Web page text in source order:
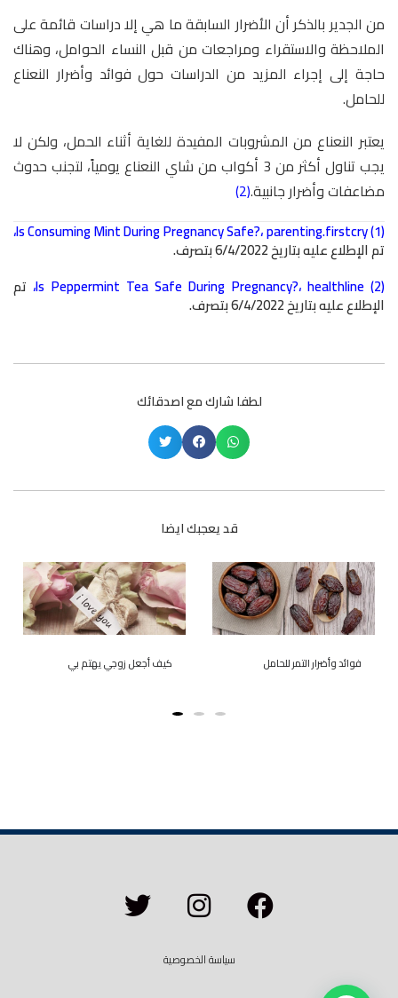
من الجدير بالذكر أن الأضرار السابقة ما هي إلا دراسات قائمة على
الملاحظة والاستقراء ومراجعات من قبل النساء الحوامل، وهناك
حاجة إلى إجراء المزيد من الدراسات حول فوائد وأضرار النعناع
للحامل.
يعتبر النعناع من المشروبات المفيدة للغاية أثناء الحمل، ولكن لا
يجب تناول أكثر من 3 أكواب من شاي النعناع يومياً، لتجنب حدوث
مضاعفات وأضرار جانبية.(2)
(1)
Is Consuming Mint During Pregnancy Safe?،parenting.firstcry ،
تم الإطلاع عليه بتاريخ 6/4/2022 بتصرف.
(2)
Is Peppermint Tea Safe During Pregnancy?، healthline ،تم
الإطلاع عليه بتاريخ 6/4/2022 بتصرف.
لطفا شارك مع اصدقائك
قد يعجبك ايضا
فوائد وأضرار التمر للحامل كيف أجعل زوجي يهتم بي
سياسة الخصوصية